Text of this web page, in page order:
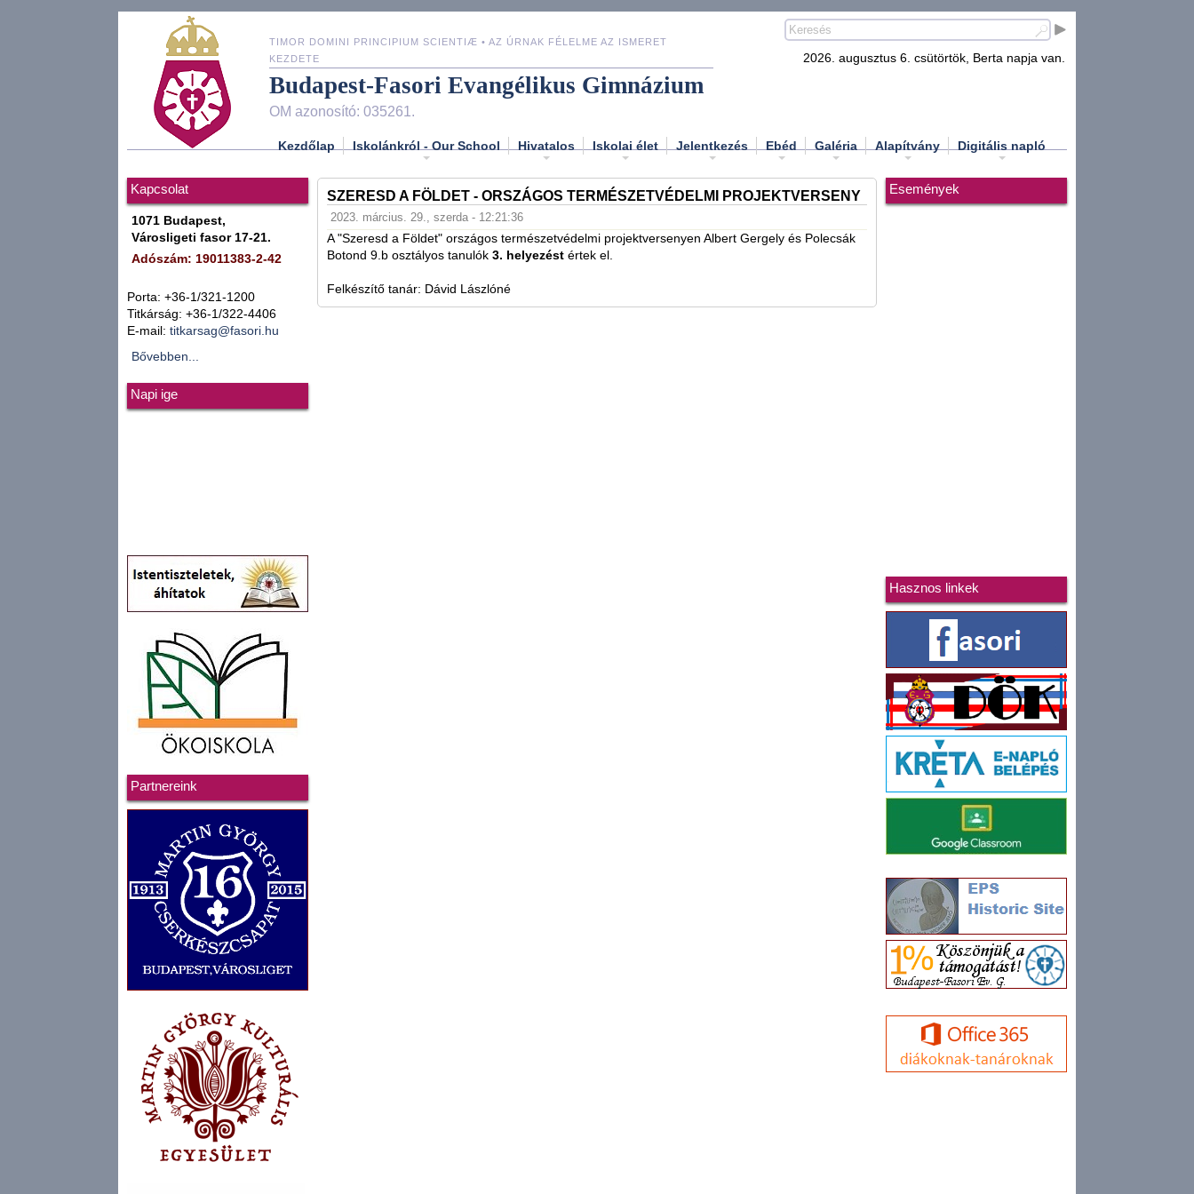
TIMOR DOMINI PRINCIPIUM SCIENTIÆ • AZ ÚRNAK FÉLELME AZ ISMERET
KEZDETE
Budapest-Fasori Evangélikus Gimnázium
OM azonosító: 035261.
2026. augusztus 6. csütörtök, Berta napja van.
Kezdőlap Iskolánkról - Our School Hivatalos Iskolai élet Jelentkezés Ebéd Galéria Alapítvány Digitális napló
Kapcsolat
1071 Budapest,
Városligeti fasor 17-21.
Adószám: 19011383-2-42
Porta: +36-1/321-1200
Titkárság: +36-1/322-4406
E-mail: titkarsag@fasori.hu
Bővebben...
Napi ige
Partnereink
SZERESD A FÖLDET - ORSZÁGOS TERMÉSZETVÉDELMI PROJEKTVERSENY
2023. március. 29., szerda - 12:21:36
A "Szeresd a Földet" országos természetvédelmi projektversenyen Albert Gergely és Polecsák
Botond 9.b osztályos tanulók 3. helyezést értek el.
Felkészítő tanár: Dávid Lászlóné
Események
Hasznos linkek